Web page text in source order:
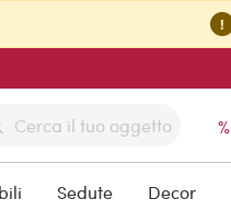
!
%
Sedute Decor